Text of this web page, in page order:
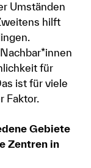
Umständen
hilft
für
ist für viele
Faktor.
Gebiete
Zentren in